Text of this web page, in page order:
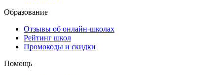
Образование
Отзывы об онлайн-школах
Рейтинг школ
Промокоды и скидки
Помощь